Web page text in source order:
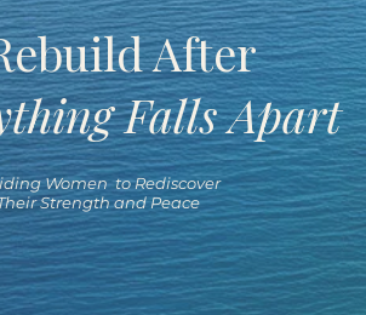
After
Falls Apart
Women to Rediscover
Strength and Peace